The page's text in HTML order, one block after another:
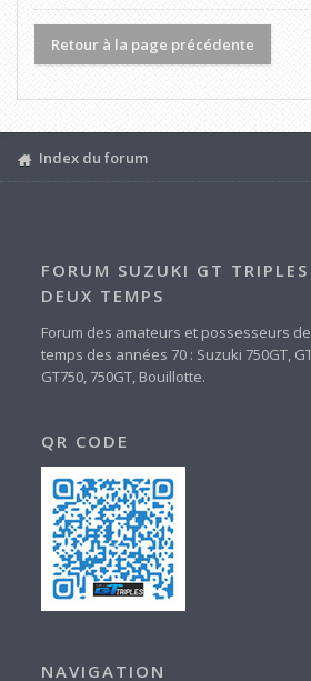
Retour à la page précédente
Index du forum
FORUM SUZUKI GT
DEUX TEMPS
Forum des amateurs et possesseurs
temps des années 70 : Suzuki 750GT,
GT750, 750GT, Bouillotte.
QR CODE
NAVIGATION